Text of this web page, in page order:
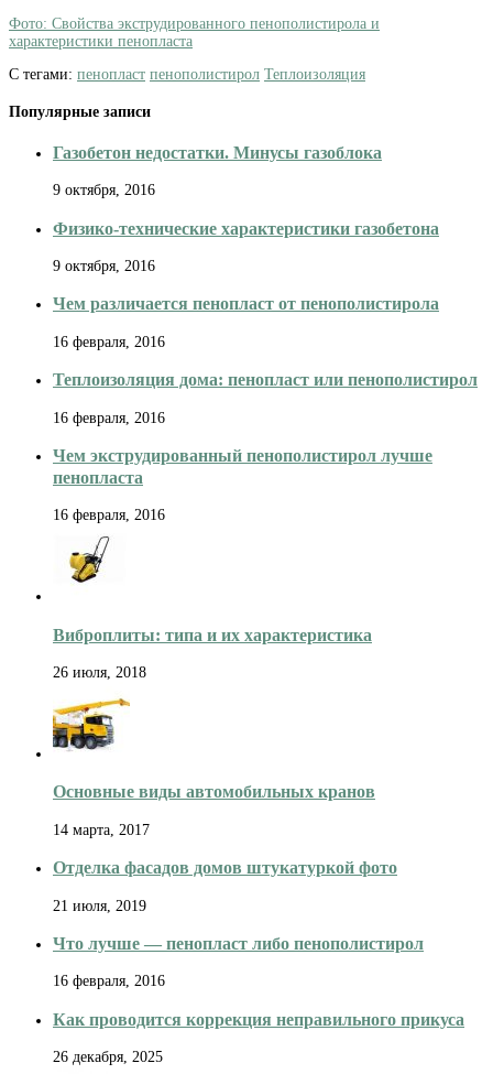
Фото: Свойства экструдированного пенополистирола и
характеристики пенопласта
С тегами: пенопласт пенополистирол Теплоизоляция
Популярные записи
Газобетон недостатки. Минусы газоблока
9 октября, 2016
Физико-технические характеристики газобетона
9 октября, 2016
Чем различается пенопласт от пенополистирола
16 февраля, 2016
Теплоизоляция дома: пенопласт или пенополистирол
16 февраля, 2016
Чем экструдированный пенополистирол лучше
пенопласта
16 февраля, 2016
Виброплиты: типа и их характеристика
26 июля, 2018
Основные виды автомобильных кранов
14 марта, 2017
Отделка фасадов домов штукатуркой фото
21 июля, 2019
Что лучше — пенопласт либо пенополистирол
16 февраля, 2016
Как проводится коррекция неправильного прикуса
26 декабря, 2025